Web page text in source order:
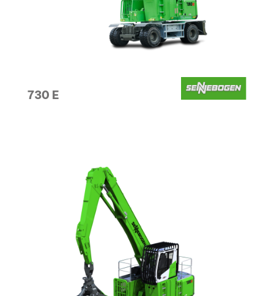
730 E